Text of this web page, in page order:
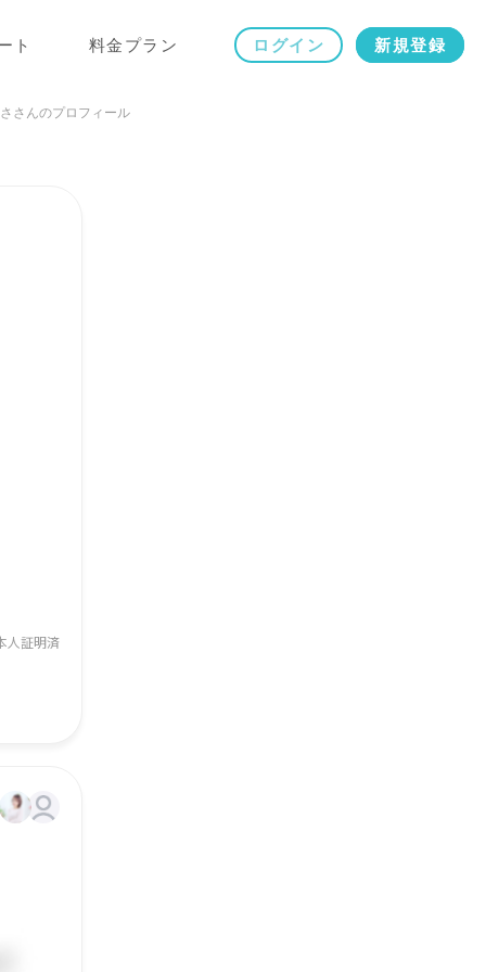
ト 料金プラン ログイン 新規登録
さんのプロフィール
人証明済